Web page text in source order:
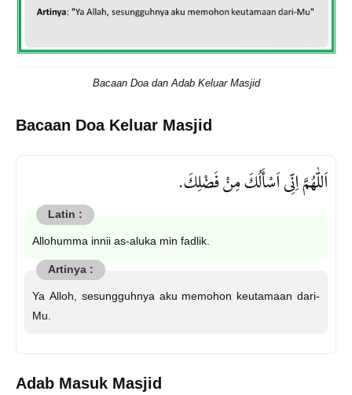
Bacaan Doa dan Adab Keluar Masjid
Bacaan Doa Keluar Masjid
اَللّٰهُمَّ اِنِّى اَسْأَلُكَ مِنْ فَضْلِكَ.
Allohumma innii as-aluka min fadlik.
Ya Alloh, sesungguhnya aku memohon keutamaan dari-
Mu.
Adab Masuk Masjid